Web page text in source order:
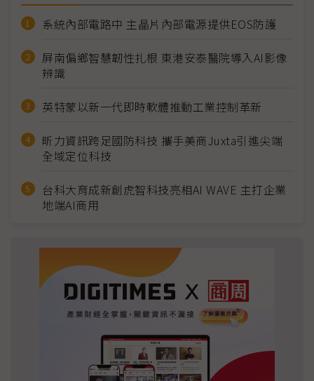
系統內部電路中 主晶片內部電源提供EOS防護
屏南偏鄉智慧韌性扎根 東港安泰醫院導入AI影像
辨識
英特蒙以新一代即時軟體推動工業控制革新
昕力資訊跨足國防科技 攜手美商Juxta引進尖端
全域定位科技
台科大育成新創虎智科技亮相AI WAVE 主打企業
地端AI商用